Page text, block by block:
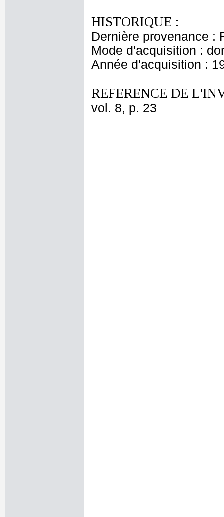
HISTORIQUE :
Dernière provenance :
Mode d'acquisition :
Année d'acquisition :
REFERENCE DE
vol. 8, p. 23